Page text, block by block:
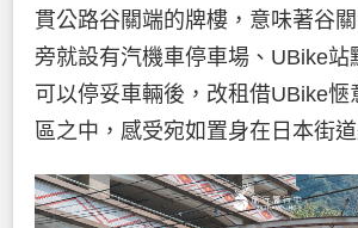
貫公路谷關端的牌樓，意味著谷
旁就設有汽機車停車場、UBike站
可以停妥車輛後，改租借UBike愜
區之中，感受宛如置身在日本街道